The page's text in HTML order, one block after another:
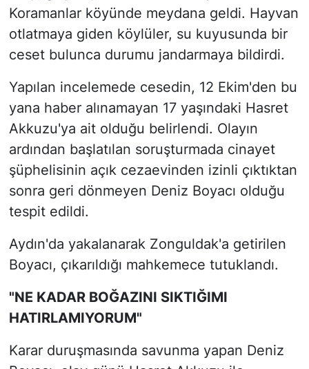
Koramanlar köyünde meydana geldi. Hayvan
otlatmaya giden köylüler, su kuyusunda bir
ceset bulunca durumu jandarmaya bildirdi.
Yapılan incelemede cesedin, 12 Ekim'den bu
yana haber alınamayan 17 yaşındaki Hasret
Akkuzu'ya ait olduğu belirlendi. Olayın
ardından başlatılan soruşturmada cinayet
şüphelisinin açık cezaevinden izinli çıktıktan
sonra geri dönmeyen Deniz Boyacı olduğu
tespit edildi.
Aydın'da yakalanarak Zonguldak'a getirilen
Boyacı, çıkarıldığı mahkemece tutuklandı.
"NE KADAR BOĞAZINI SIKTIĞIMI
HATIRLAMIYORUM"
Karar duruşmasında savunma yapan Deniz